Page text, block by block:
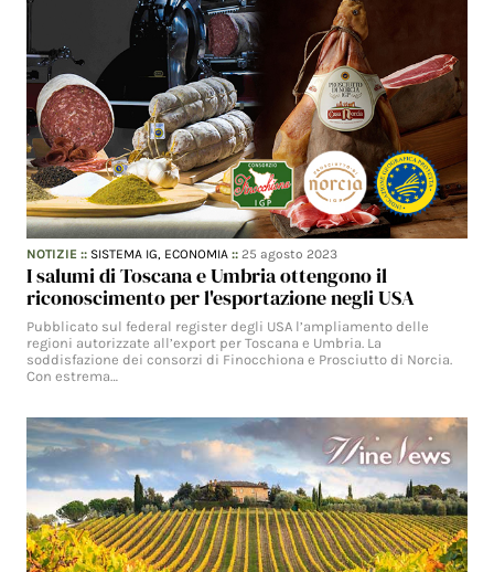
NOTIZIE :: SISTEMA IG, ECONOMIA ::25 agosto 2023
I salumi di Toscana e Umbria ottengono il
riconoscimento per l'esportazione negli USA
Pubblicato sul federal register degli USA l’ampliamento delle
regioni autorizzate all’export per Toscana e Umbria. La
soddisfazione dei consorzi di Finocchiona e Prosciutto di Norcia.
Con estrema…